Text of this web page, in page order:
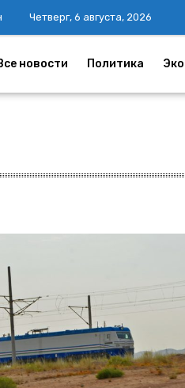
Четверг, 6 августа, 2026
новости Политика